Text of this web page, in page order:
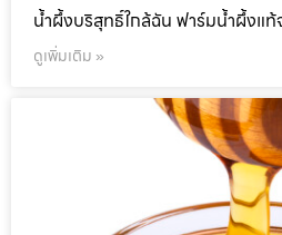
น้ำผึ้งบริสุทธิ์ใกล้ฉัน ฟาร์มน้ำผึ้งแท้
ดูเพิ่มเติม »